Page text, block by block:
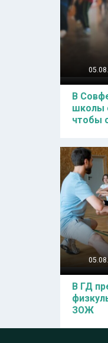
В
школы
чтобы
В ГД
ЗОЖ